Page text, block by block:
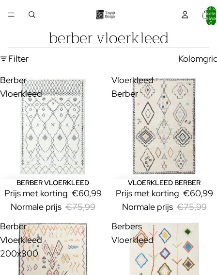
Totaal
0
berber vloerkleed
Filter
Berber
Vloerkleed
UitverkoopBERBER VLOERKLEED
Prijs met korting €60,99
Normale prijs €75,99
Vloerkleed
Berber
Uitverkoop
VLOERKLEED BERBER
Prijs met korting €60,99
Normale prijs €75,99
Berber
Vloerkleed
200x300
Berbers
Vloerkleed